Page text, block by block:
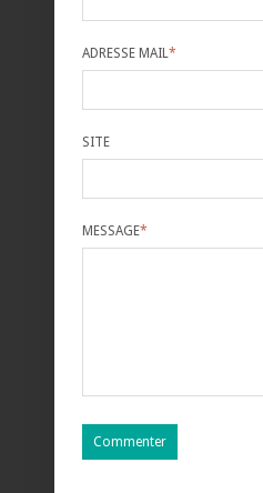
ADRESSE MAIL*
SITE
MESSAGE*